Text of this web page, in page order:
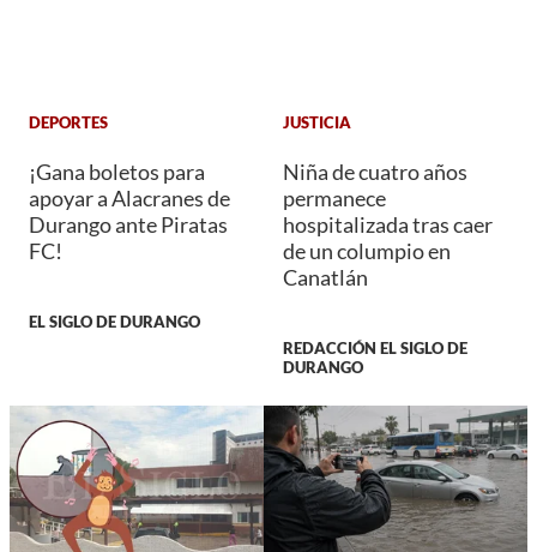
DEPORTES
¡Gana boletos para
apoyar a Alacranes de
Durango ante Piratas
FC!
EL SIGLO DE DURANGO
JUSTICIA
Niña de cuatro años
permanece
hospitalizada tras caer
de un columpio en
Canatlán
REDACCIÓN EL SIGLO DE
DURANGO